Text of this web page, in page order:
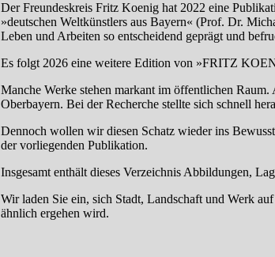
Der Freundeskreis Fritz Koenig hat 2022 eine
»deutschen Weltkünstlers aus Bayern« (Prof. Dr.
Leben und Arbeiten so entscheidend geprägt und
Es folgt 2026 eine weitere Edition von »FRITZ
Manche Werke stehen markant im öffentlichen
Oberbayern. Bei der Recherche stellte sich schnell
Dennoch wollen wir diesen Schatz wieder ins
der vorliegenden Publikation.
Insgesamt enthält dieses Verzeichnis Abbildungen,
Wir laden Sie ein, sich Stadt, Landschaft und Werk
ähnlich ergehen wird.